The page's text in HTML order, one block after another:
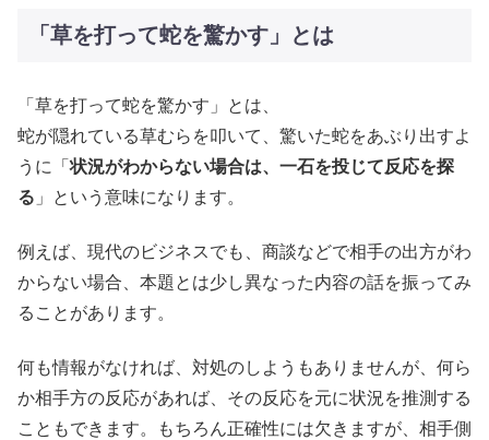
「草を打って蛇を驚かす」とは
「草を打って蛇を驚かす」とは、
蛇が隠れている草むらを叩いて、驚いた蛇をあぶり出すよ
うに「状況がわからない場合は、一石を投じて反応を探
る 」という意味になります。
例えば、現代のビジネスでも、商談などで相手の出方がわ
からない場合、本題とは少し異なった内容の話を振ってみ
ることがあります。
何も情報がなければ、対処のしようもありませんが、何ら
か相手方の反応があれば、その反応を元に状況を推測する
こともできます。もちろん正確性には欠きますが、相手側